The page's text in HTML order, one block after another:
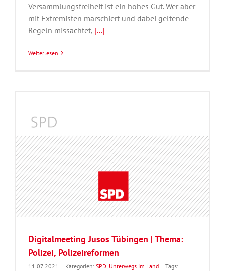
Versammlungsfreiheit ist ein hohes Gut. Wer aber
mit Extremisten marschiert und dabei geltende
Regeln missachtet, [...]
Weiterlesen
Digitalmeeting Jusos Tübingen | Thema:
Polizei, Polizeireformen
11.07.2021 | Kategorien: SPD, Unterwegs im Land | Tags: